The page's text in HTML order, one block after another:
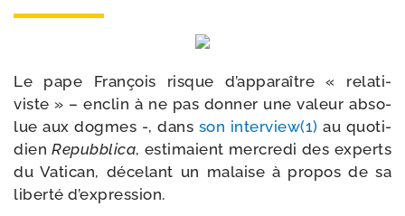
Le pape François risque d’ap­pa­raître « rela­ti­
viste » – enclin à ne pas don­ner une valeur abso­
lue aux dogmes -, dans son interview(1) au quo­ti­
dienRepubblica, esti­maient mer­cre­di des experts
du Vatican, déce­lant un malaise à pro­pos de sa
liber­té d’expression.